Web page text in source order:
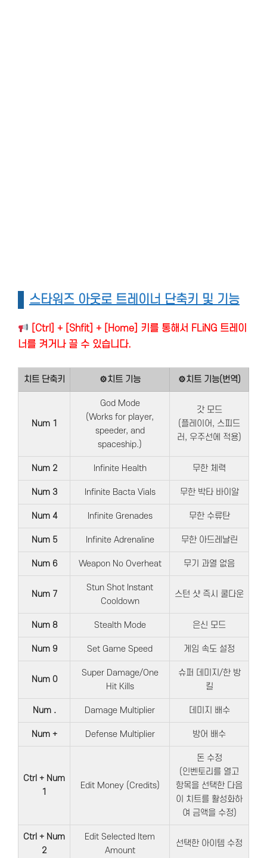
스타워즈 아웃로 트레이너 단축키 및 기능
[Ctrl] + [Shfit] + [Home] 키를 통해서 FLiNG 트레이
너를 켜거나 끌 수 있습니다.
치트 단축키 ⚙치트 기능 ⚙치트 기능(번역)
Num 1
God Mode
(Works for player,
speeder, and
spaceship.)
갓 모드
(플레이어, 스피드
러, 우주선에 적용)
Num 2 Infinite Health 무한 체력
Num 3 Infinite Bacta Vials 무한 박타 바이알
Num 4 Infinite Grenades 무한 수류탄
Num 5 Infinite Adrenaline 무한 아드레날린
Num 6 Weapon No Overheat 무기 과열 없음
Num 7
Stun Shot Instant
Cooldown
스턴 샷 즉시 쿨다운
Num 8 Stealth Mode 은신 모드
Num 9 Set Game Speed 게임 속도 설정
Num 0
Super Damage/One
Hit Kills
슈퍼 데미지/한 방
킬
Num . Damage Multiplier 데미지 배수
Num + Defense Multiplier 방어 배수
Ctrl + Num
1
Edit Money (Credits)
돈 수정
(인벤토리를 열고
항목을 선택한 다음
이 치트를 활성화하
여 금액을 수정)
Ctrl + Num
2
Edit Selected Item
Amount
선택한 아이템 수정